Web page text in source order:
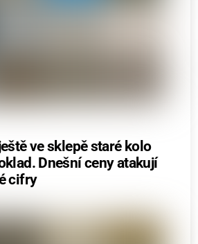
ve sklepě staré kolo
Dnešní ceny atakují
cifry